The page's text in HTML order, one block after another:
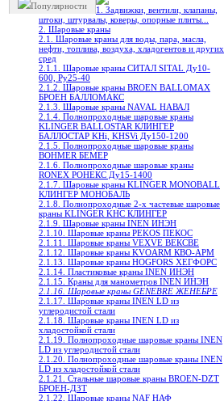
Популярности
1. Задвижки, вентили, клапаны,
штоки, штурвалы, коверы, опорные плиты...
2. Шаровые краны
2.1. Шаровые краны для воды, пара, масла,
нефти, топлива, воздуха, хладогентов и других
сред
2.1.1. Шаровые краны СИТАЛ SITAL Ду10-
600, Ру25-40
2.1.2. Шаровые краны BROEN BALLOMAX
БРОЕН БАЛЛОМАКС
2.1.3. Шаровые краны NAVAL НАВАЛ
2.1.4. Полнопроходные шаровые краны
KLINGER BALLOSTAR КЛИНГЕР
БАЛЛОСТАР KHi, KHSVi Ду150-1200
2.1.5. Полнопроходные шаровые краны
BOHMER БЕМЕР
2.1.6. Полнопроходные шаровые краны
RONEX РОНЕКС Ду15-1400
2.1.7. Шаровые краны KLINGER MONOBALL
КЛИНГЕР МОНОБАЛЬ
2.1.8. Полнопроходные 2-х частевые шаровые
краны KLINGER KHC КЛИНГЕР
2.1.9. Шаровые краны INEN ИНЭН
2.1.10. Шаровые краны PEKOS ПЕКОС
2.1.11. Шаровые краны VEXVE ВЕКСВЕ
2.1.12. Шаровые краны KVOARM КВО-АРМ
2.1.13. Шаровые краны HOGFORS ХЕГФОРС
2.1.14. Пластиковые краны INEN ИНЭН
2.1.15. Краны для манометров INEN ИНЭН
2.1.16. Шаровые краны GENEBRE ЖЕНЕБРЕ
2.1.17. Шаровые краны INEN LD из
углеродистой стали
2.1.18. Шаровые краны INEN LD из
хладостойкой стали
2.1.19. Полнопроходные шаровые краны INEN
LD из углеродистой стали
2.1.20. Полнопроходные шаровые краны INEN
LD из хладостойкой стали
2.1.21. Стальные шаровые краны BROEN-DZT
БРОЕН-ДЗТ
2.1.22. Шаровые краны NAF НАФ